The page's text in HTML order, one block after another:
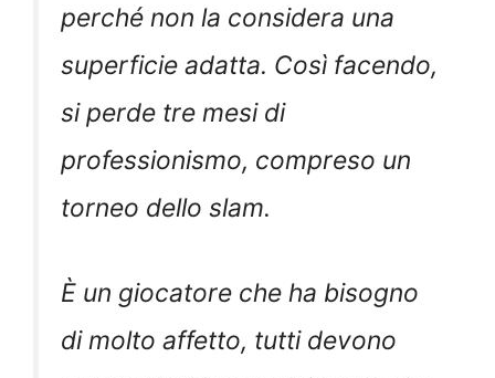
perché non la considera una
superficie adatta. Così facendo,
si perde tre mesi di
professionismo, compreso un
torneo dello slam.
È un giocatore che ha bisogno
di molto affetto, tutti devono